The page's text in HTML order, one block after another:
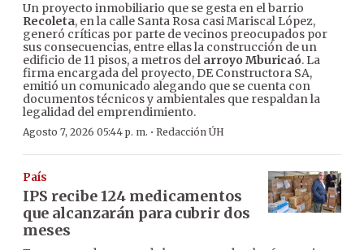
Un proyecto inmobiliario que se gesta en el barrio
Recoleta, en la calle Santa Rosa casi Mariscal López,
generó críticas por parte de vecinos preocupados por
sus consecuencias, entre ellas la construcción de un
edificio de 11 pisos, a metros del arroyo Mburicaó. La
firma encargada del proyecto, DE Constructora SA,
emitió un comunicado alegando que se cuenta con
documentos técnicos y ambientales que respaldan la
legalidad del emprendimiento.
Agosto 7, 2026 05:44 p. m. · Redacción ÚH
País
IPS recibe 124 medicamentos
que alcanzarán para cubrir dos
meses